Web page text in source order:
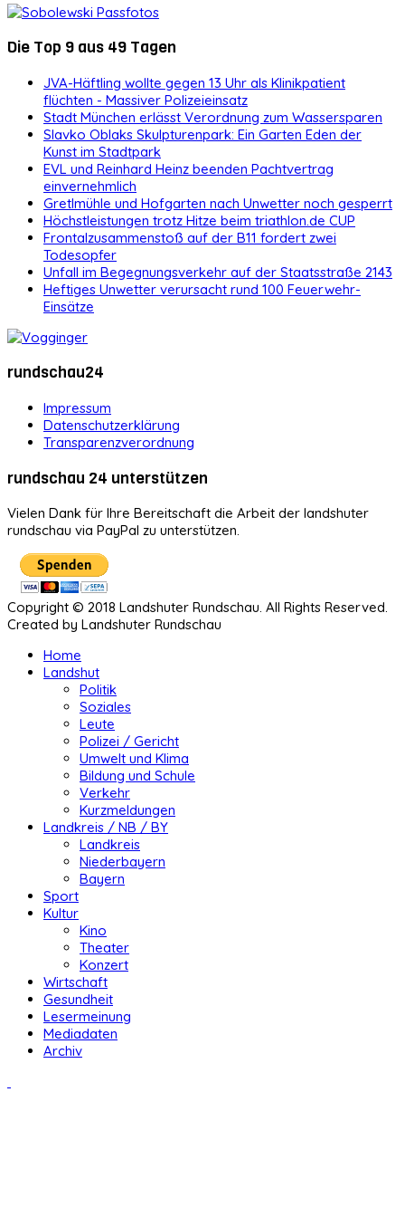
Die Top 9 aus 49 Tagen
JVA-Häftling wollte gegen 13 Uhr als Klinikpatient
flüchten - Massiver Polizeieinsatz
Stadt München erlässt Verordnung zum Wassersparen
Slavko Oblaks Skulpturenpark: Ein Garten Eden der
Kunst im Stadtpark
EVL und Reinhard Heinz beenden Pachtvertrag
einvernehmlich
Gretlmühle und Hofgarten nach Unwetter noch gesperrt
Höchstleistungen trotz Hitze beim triathlon.de CUP
Frontalzusammenstoß auf der B11 fordert zwei
Todesopfer
Unfall im Begegnungsverkehr auf der Staatsstraße 2143
Heftiges Unwetter verursacht rund 100 Feuerwehr-
Einsätze
rundschau24
Impressum
Datenschutzerklärung
Transparenzverordnung
rundschau 24 unterstützen
Vielen Dank für Ihre Bereitschaft die Arbeit der landshuter
rundschau via PayPal zu unterstützen.
Copyright © 2018 Landshuter Rundschau. All Rights Reserved.
Created by Landshuter Rundschau
Home
Landshut
Politik
Soziales
Leute
Polizei / Gericht
Umwelt und Klima
Bildung und Schule
Verkehr
Kurzmeldungen
Landkreis / NB / BY
Landkreis
Niederbayern
Bayern
Sport
Kultur
Kino
Theater
Konzert
Wirtschaft
Gesundheit
Lesermeinung
Mediadaten
Archiv